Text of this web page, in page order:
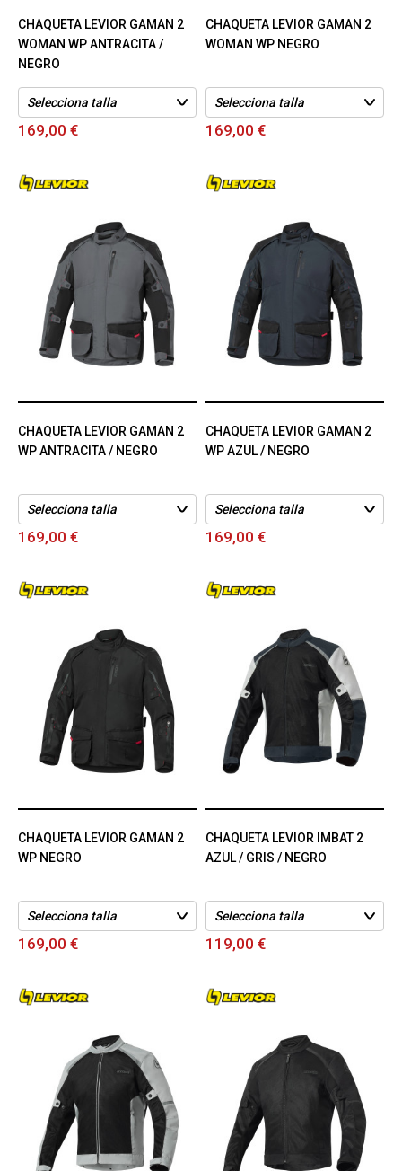
CHAQUETA LEVIOR GAMAN 2
WOMAN WP ANTRACITA /
NEGRO
169,00 €
CHAQUETA LEVIOR GAMAN 2
WOMAN WP NEGRO
169,00 €
CHAQUETA LEVIOR GAMAN 2
WP ANTRACITA / NEGRO
169,00 €
CHAQUETA LEVIOR GAMAN 2
WP AZUL / NEGRO
169,00 €
CHAQUETA LEVIOR GAMAN 2
WP NEGRO
169,00 €
CHAQUETA LEVIOR IMBAT 2
AZUL / GRIS / NEGRO
119,00 €